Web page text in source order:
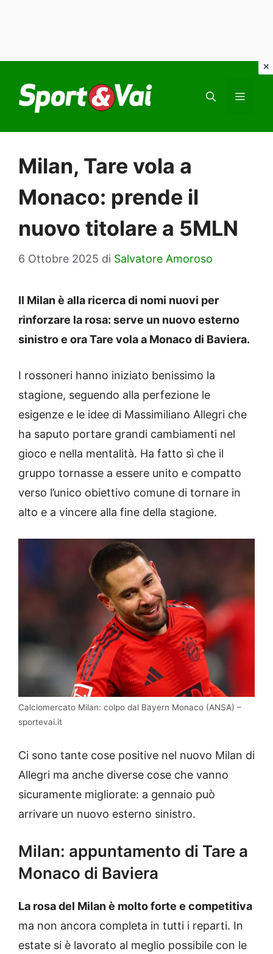
contenuto
Milan, Tare vola a
Monaco: prende il
nuovo titolare a 5MLN
6 Ottobre 2025 di Salvatore Amoroso
Il Milan è alla ricerca di nomi nuovi per
rinforzare la rosa: serve un nuovo esterno
sinistro e ora Tare vola a Monaco di Baviera.
I rossoneri hanno iniziato benissimo la
stagione, seguendo alla perfezione le
esigenze e le idee di Massimiliano Allegri che
ha saputo portare grandi cambiamenti nel
gioco e nella mentalità. Ha fatto sì che il
gruppo tornasse a essere unito e compatto
verso l’unico obiettivo comune di tornare in
alto e a vincere alla fine della stagione.
Calciomercato Milan: colpo dal Bayern Monaco (ANSA) –
sportevai.it
Ci sono tante cose positive nel nuovo Milan di
Allegri ma anche diverse cose che vanno
sicuramente migliorate: a gennaio può
arrivare un nuovo esterno sinistro.
Milan: appuntamento di Tare a
Monaco di Baviera
La rosa del Milan è molto forte e competitiva
ma non ancora completa in tutti i reparti. In
estate si è lavorato al meglio possibile con le